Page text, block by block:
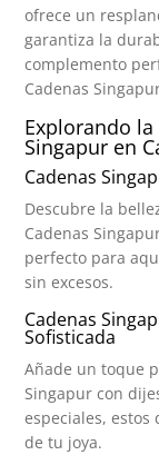
ofrece un
garantiza la
complemento
Cadenas
Explorando la
Singapur en
Cadenas
Descubre la
Cadenas
perfecto para
sin excesos.
Cadenas
Sofisticada
Añade un toque
Singapur con
especiales, estos
de tu joya.